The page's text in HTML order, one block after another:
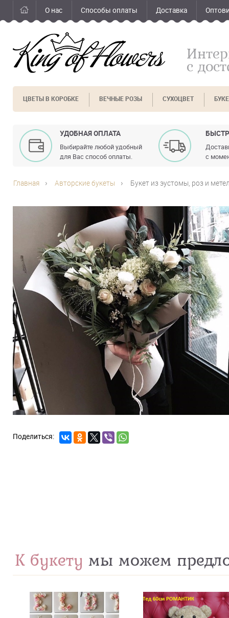
О нас Способы оплаты Доставка
с
ЦВЕТЫ В КОРОБКЕ ВЕЧНЫЕ РОЗЫ СУХОЦВЕТ
УДОБНАЯ ОПЛАТА
Выбирайте любой удобный
для Вас способ оплаты.
с
Главная Авторские букеты Букет из эустомы, роз и
К букету мы можем